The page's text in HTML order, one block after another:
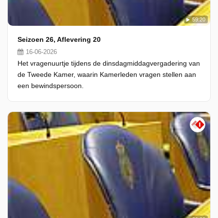
59:20
Seizoen 26, Aflevering 20
16-06-2026
Het vragenuurtje tijdens de dinsdagmiddagvergadering van
de Tweede Kamer, waarin Kamerleden vragen stellen aan
een bewindspersoon.